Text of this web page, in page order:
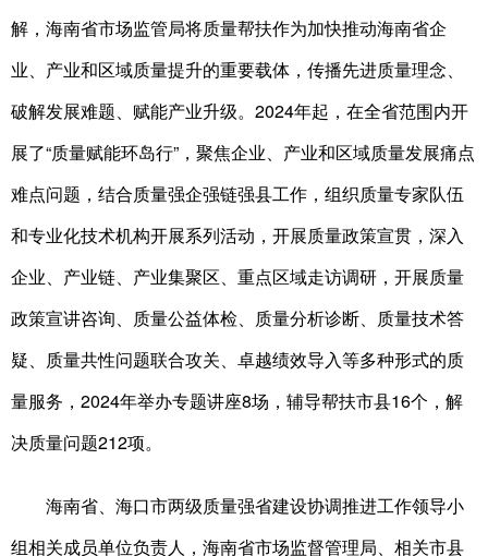
解，海南省市场监管局将质量帮扶作为加快推动海南省企
业、产业和区域质量提升的重要载体，传播先进质量理念、
破解发展难题、赋能产业升级。2024年起，在全省范围内开
展了“质量赋能环岛行”，聚焦企业、产业和区域质量发展痛点
难点问题，结合质量强企强链强县工作，组织质量专家队伍
和专业化技术机构开展系列活动，开展质量政策宣贯，深入
企业、产业链、产业集聚区、重点区域走访调研，开展质量
政策宣讲咨询、质量公益体检、质量分析诊断、质量技术答
疑、质量共性问题联合攻关、卓越绩效导入等多种形式的质
量服务，2024年举办专题讲座8场，辅导帮扶市县16个，解
决质量问题212项。
海南省、海口市两级质量强省建设协调推进工作领导小
组相关成员单位负责人，海南省市场监督管理局、相关市县